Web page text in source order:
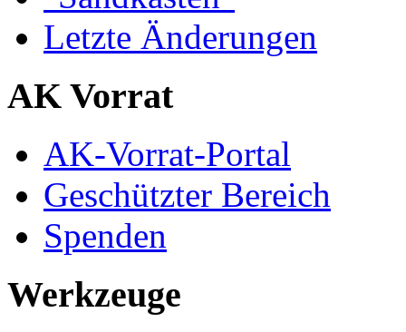
Letzte Änderungen
AK Vorrat
AK-Vorrat-Portal
Geschützter Bereich
Spenden
Werkzeuge